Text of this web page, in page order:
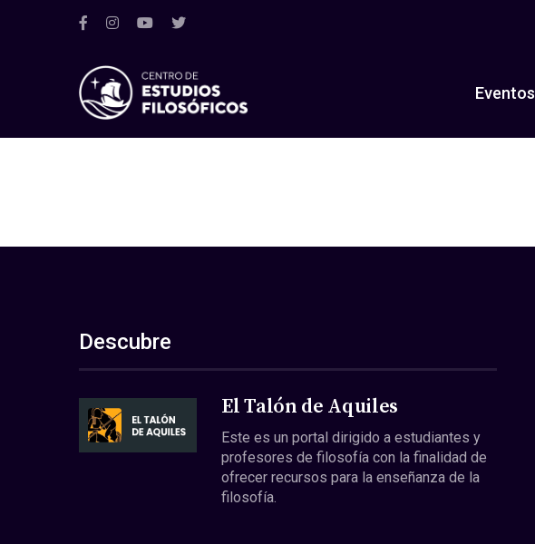
Eventos
Descubre
El Talón de Aquiles
Este es un portal dirigido a estudiantes y
profesores de filosofía con la finalidad de
ofrecer recursos para la enseñanza de la
filosofía.